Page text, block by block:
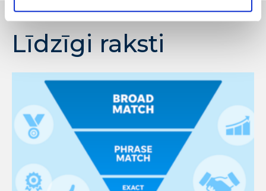
Līdzīgi raksti